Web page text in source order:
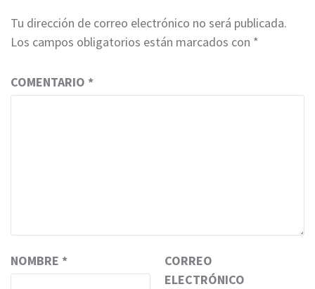
Tu dirección de correo electrónico no será publicada.
Los campos obligatorios están marcados con *
COMENTARIO *
NOMBRE *
CORREO
ELECTRÓNICO